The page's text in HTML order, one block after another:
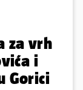
za vrh
i
Gorici